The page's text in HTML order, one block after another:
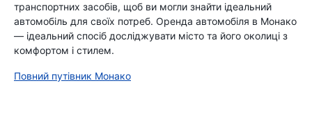
транспортних засобів, щоб ви могли знайти ідеальний
автомобіль для своїх потреб. Оренда автомобіля в Монако
— ідеальний спосіб досліджувати місто та його околиці з
комфортом і стилем.
Повний путівник Монако